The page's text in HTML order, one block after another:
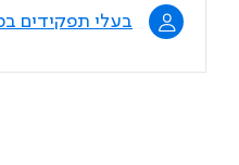
בעלי תפקידים